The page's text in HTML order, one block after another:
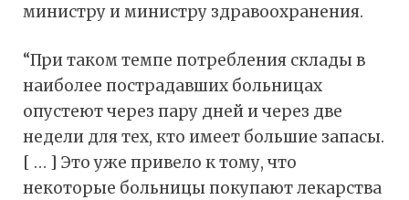
министру и министру здравоохранения.
“При таком темпе потребления склады в
наиболее пострадавших больницах
опустеют через пару дней и через две
недели для тех, кто имеет большие запасы.
[ … ] Это уже привело к тому, что
некоторые больницы покупают лекарства